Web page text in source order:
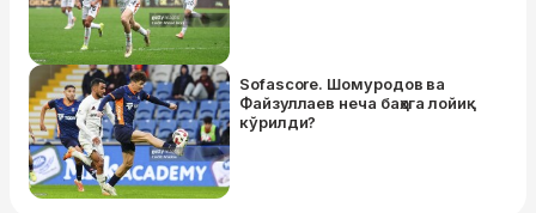
Sofascore. Шомуродов ва
Файзуллаев неча баҳога лойиқ
кўрилди?